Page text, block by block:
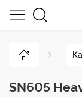
SN605